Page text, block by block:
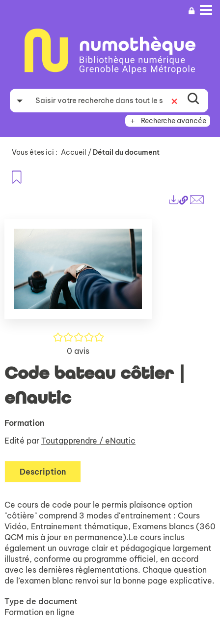
recherche
Recherche avancée
Vous êtes ici : Accueil / Détail du document
Lien
/5
0 avis
Code bateau côtier |
eNautic
Formation
Edité par Toutapprendre / eNautic
Description
Ce cours de code pour le permis plaisance option
"côtière" comprend 3 modes d'entrainement : Cours
Vidéo, Entrainement thématique, Examens blancs (360
QCM mis à jour en permanence).Le cours inclus
également un ouvrage clair et pédagogique largement
illustré, conforme au programme officiel, en accord
avec les dernières règlementations. Chaque question
de l’examen blanc renvoi sur la bonne page explicative.
Type de document
Formation en ligne